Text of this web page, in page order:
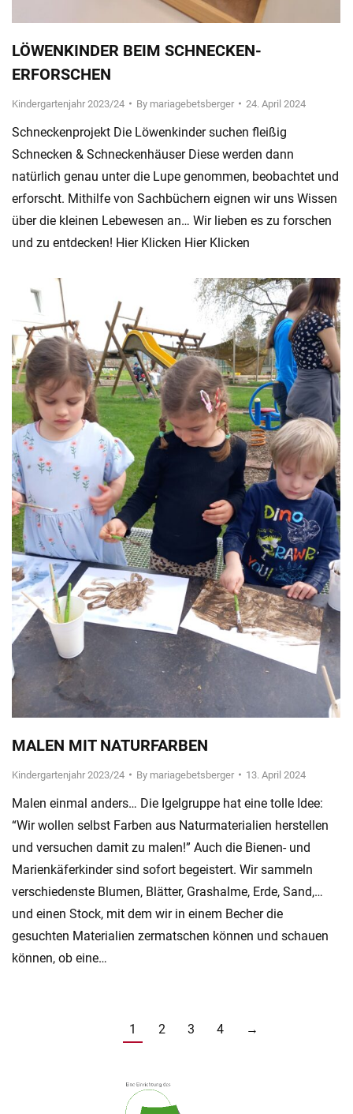
LÖWENKINDER BEIM SCHNECKEN-
ERFORSCHEN
Kindergartenjahr 2023/24 By mariagebetsberger 24. April 2024
Schneckenprojekt Die Löwenkinder suchen fleißig
Schnecken & Schneckenhäuser Diese werden dann
natürlich genau unter die Lupe genommen, beobachtet und
erforscht. Mithilfe von Sachbüchern eignen wir uns Wissen
über die kleinen Lebewesen an… Wir lieben es zu forschen
und zu entdecken! Hier Klicken Hier Klicken
MALEN MIT NATURFARBEN
Kindergartenjahr 2023/24 By mariagebetsberger 13. April 2024
Malen einmal anders… Die Igelgruppe hat eine tolle Idee:
“Wir wollen selbst Farben aus Naturmaterialien herstellen
und versuchen damit zu malen!” Auch die Bienen- und
Marienkäferkinder sind sofort begeistert. Wir sammeln
verschiedenste Blumen, Blätter, Grashalme, Erde, Sand,…
und einen Stock, mit dem wir in einem Becher die
gesuchten Materialien zermatschen können und schauen
können, ob eine…
1 2 3 4 →